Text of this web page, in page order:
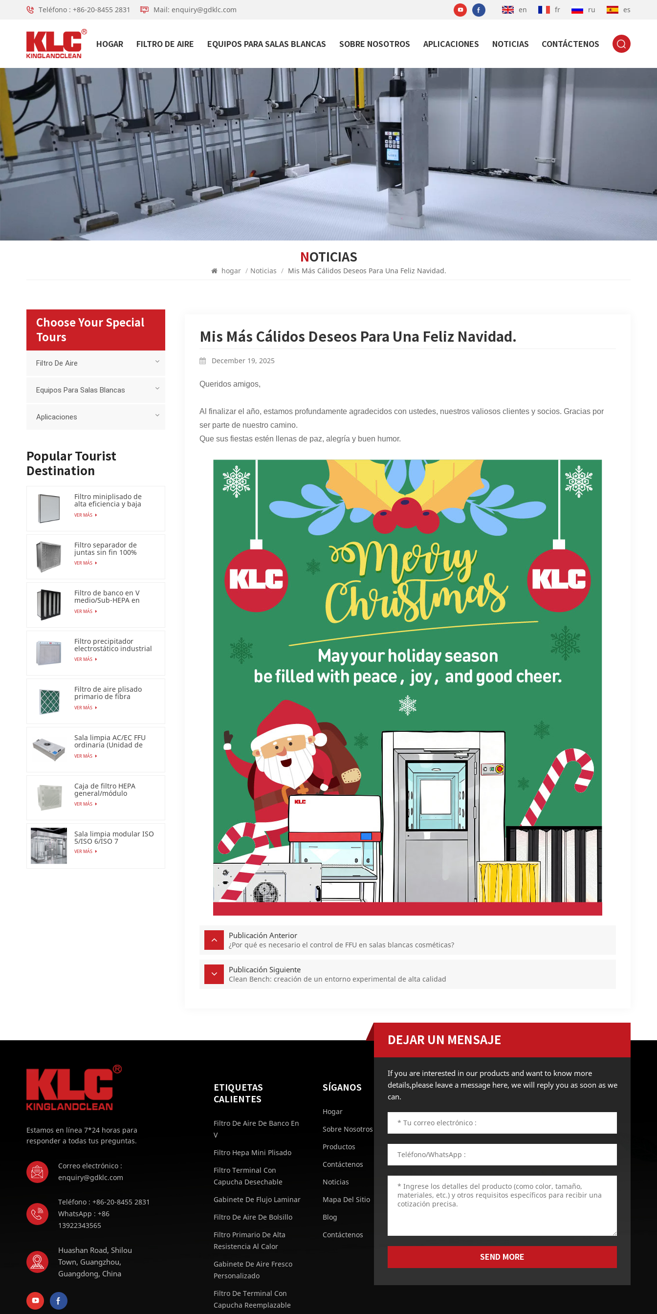
Teléfono : +86-20-8455 2831 Mail: enquiry@gdklc.com en fr ru es
HOGAR FILTRO DE AIRE EQUIPOS PARA SALAS BLANCAS SOBRE NOSOTROS APLICACIONES NOTICIAS CONTÁCTENOS
NOTICIAS
hogar / Noticias / Mis Más Cálidos Deseos Para Una Feliz Navidad.
Mis Más Cálidos Deseos Para Una Feliz Navidad.
December 19, 2025
Queridos amigos,
Al finalizar el año, estamos profundamente agradecidos con ustedes, nuestros valiosos clientes y socios. Gracias por
ser parte de nuestro camino.
Que sus fiestas estén llenas de paz, alegría y buen humor.
Publicación Anterior
¿Por qué es necesario el control de FFU en salas blancas cosméticas?
Publicación Siguiente
Clean Bench: creación de un entorno experimental de alta calidad
Choose Your Special
Tours
Filtro De Aire
Equipos Para Salas Blancas
Aplicaciones
Popular Tourist
Destination
Filtro miniplisado de
alta eficiencia y baja
caída de presión (HEPA
/ULPA)
VER MÁS
Filtro separador de
juntas sin fin 100%
resistente a la humedad
VER MÁS
Filtro de banco en V
medio/Sub-HEPA en
marco de plástico
VER MÁS
Filtro precipitador
electrostático industrial
para filtro de aire Esp
VER MÁS
Filtro de aire plisado
primario de fibra
sintética para uso
industrial
VER MÁS
Sala limpia AC/EC FFU
ordinaria (Unidad de
filtro de ventilador)
VER MÁS
Caja de filtro HEPA
general/módulo
terminal HEPA
VER MÁS
Sala limpia modular ISO
5/ISO 6/ISO 7
VER MÁS
Estamos en línea 7*24 horas para
responder a todas tus preguntas.
Correo electrónico :
enquiry@gdklc.com
Teléfono : +86-20-8455 2831
WhatsApp : +86
13922343565
Huashan Road, Shilou
Town, Guangzhou,
Guangdong, China
ETIQUETAS
CALIENTES
Filtro De Aire De Banco En
V
Filtro Hepa Mini Plisado
Filtro Terminal Con
Capucha Desechable
Gabinete De Flujo Laminar
Filtro De Aire De Bolsillo
Filtro Primario De Alta
Resistencia Al Calor
Gabinete De Aire Fresco
Personalizado
Filtro De Terminal Con
Capucha Reemplazable
SÍGANOS
Hogar
Sobre Nosotros
Productos
Contáctenos
Noticias
Mapa Del Sitio
Blog
Contáctenos
DEJAR UN MENSAJE
If you are interested in our products and want to know more
details,please leave a message here, we will reply you as soon as we
can.
SEND MORE